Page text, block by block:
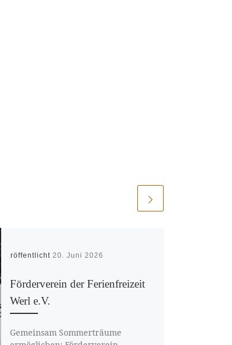
Veröffentlicht 20. Juni 2026
Förderverein der Ferienfreizeit
Werl e.V.
Gemeinsam Sommerträume